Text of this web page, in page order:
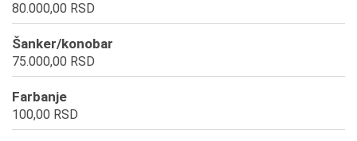
80.000,00 RSD
Šanker/konobar
75.000,00 RSD
Farbanje
100,00 RSD